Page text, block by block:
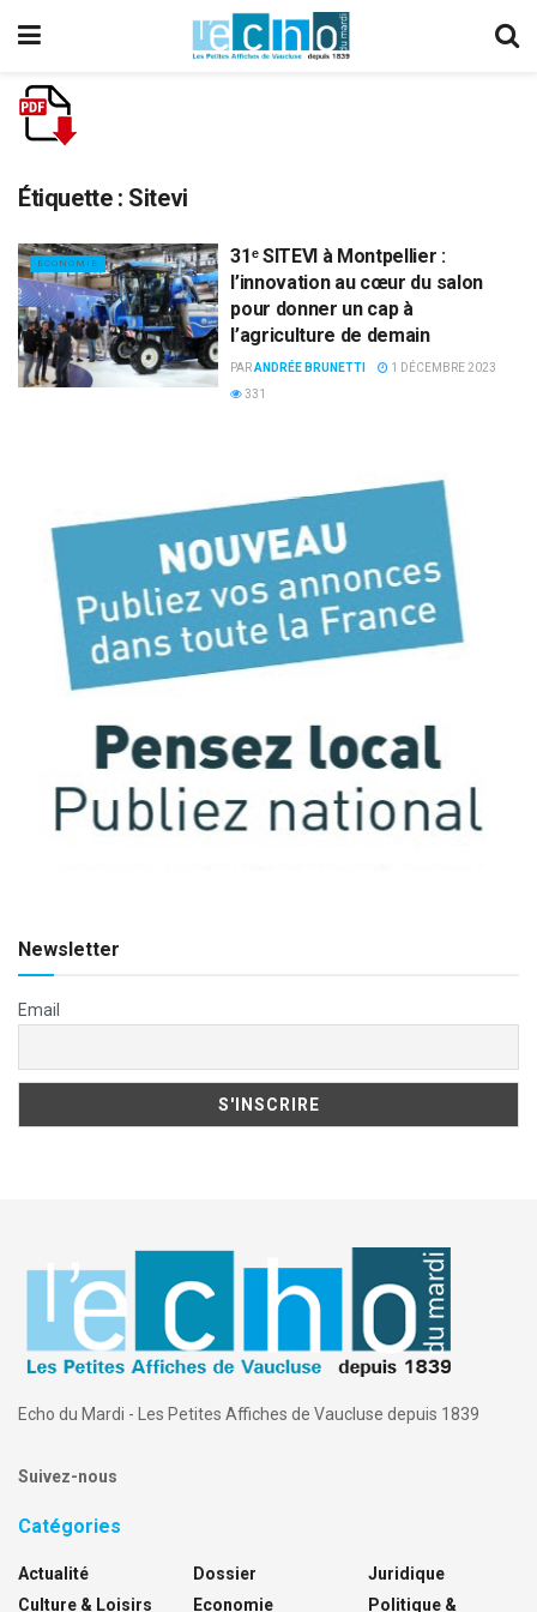
Étiquette : Sitevi
ECONOMIE
31ᵉ SITEVI à Montpellier :
l’innovation au cœur du salon
pour donner un cap à
l’agriculture de demain
PARANDRÉE BRUNETTI
1 DÉCEMBRE 2023
331
Newsletter
Email
Echo du Mardi - Les Petites Affiches de Vaucluse depuis 1839
Suivez-nous
Catégories
Actualité
Culture & Loisirs
Dossier
Economie
Juridique
Politique &